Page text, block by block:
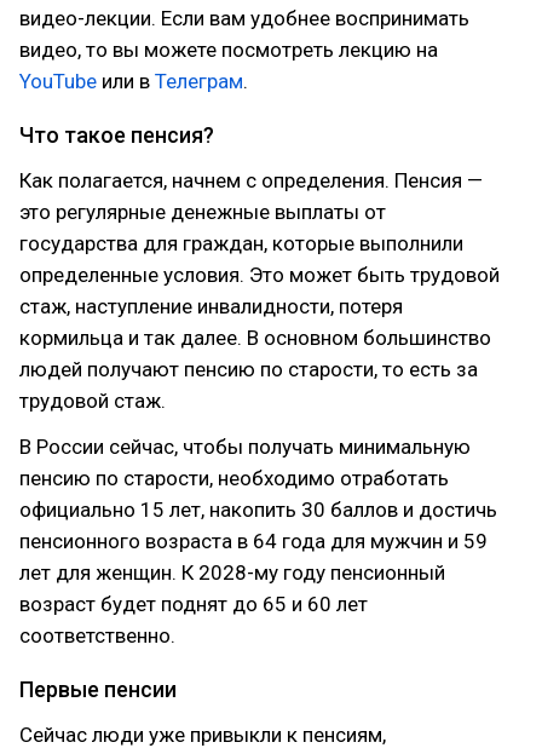
видео-лекции. Если вам удобнее воспринимать
видео, то вы можете посмотреть лекцию на
YouTube или в Телеграм.
Что такое пенсия?
Как полагается, начнем с определения. Пенсия —
это регулярные денежные выплаты от
государства для граждан, которые выполнили
определенные условия. Это может быть трудовой
стаж, наступление инвалидности, потеря
кормильца и так далее. В основном большинство
людей получают пенсию по старости, то есть за
трудовой стаж.
В России сейчас, чтобы получать минимальную
пенсию по старости, необходимо отработать
официально 15 лет, накопить 30 баллов и достичь
пенсионного возраста в 64 года для мужчин и 59
лет для женщин. К 2028-му году пенсионный
возраст будет поднят до 65 и 60 лет
соответственно.
Первые пенсии
Сейчас люди уже привыкли к пенсиям,